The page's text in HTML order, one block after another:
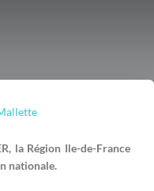
la Région Ile-de-France
nationale.